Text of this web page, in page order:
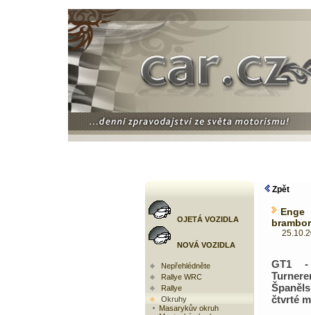
OJETÁ VOZIDLA
NOVÁ VOZIDLA
Nepřehlédněte
Rallye WRC
Rallye
Okruhy
Masarykův okruh
Zpět
GT1
čtvrté